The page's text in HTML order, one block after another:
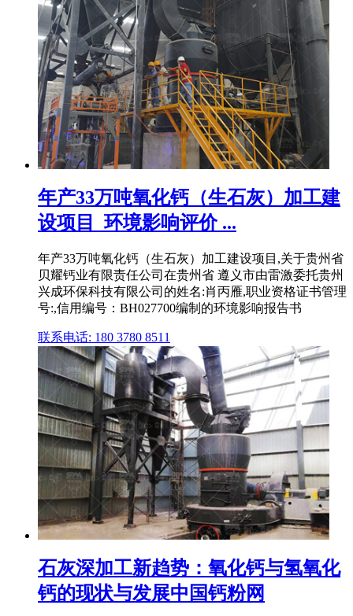
年产33万吨氧化钙（生石灰）加工建
设项目_环境影响评价 ...
年产33万吨氧化钙（生石灰）加工建设项目,关于贵州省
贝耀钙业有限责任公司在贵州省 遵义市由雷激委托贵州
兴成环保科技有限公司的姓名:肖丙雁,职业资格证书管理
号:,信用编号：BH027700编制的环境影响报告书
联系电话: 180 3780 8511
石灰深加工新趋势：氧化钙与氢氧化
钙的现状与发展中国钙粉网